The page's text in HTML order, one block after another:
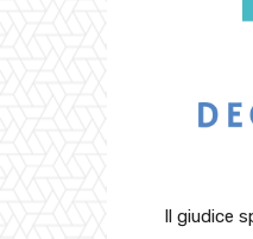
Il giudice